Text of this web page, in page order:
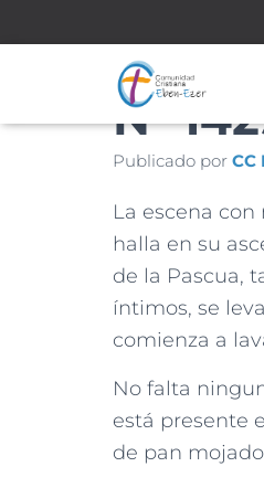
Nª
Publicado por CC
La escena
halla en su
de la Pascua,
íntimos, se
comienza a
No falta
está presente
de pan